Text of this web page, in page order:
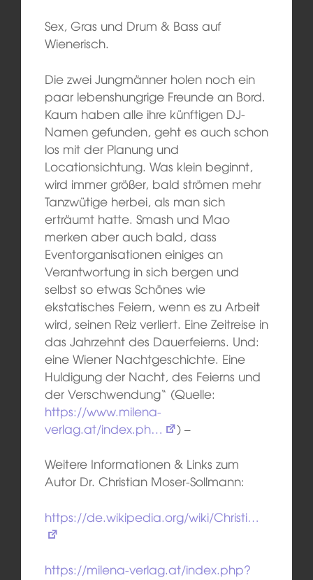
Sex, Gras und Drum & Bass auf
Wienerisch.
Die zwei Jungmänner holen noch ein
paar lebenshungrige Freunde an Bord.
Kaum haben alle ihre künftigen DJ-
Namen gefunden, geht es auch schon
los mit der Planung und
Locationsichtung. Was klein beginnt,
wird immer größer, bald strömen mehr
Tanzwütige herbei, als man sich
erträumt hatte. Smash und Mao
merken aber auch bald, dass
Eventorganisationen einiges an
Verantwortung in sich bergen und
selbst so etwas Schönes wie
ekstatisches Feiern, wenn es zu Arbeit
wird, seinen Reiz verliert. Eine Zeitreise in
das Jahrzehnt des Dauerfeierns. Und:
eine Wiener Nachtgeschichte. Eine
Huldigung der Nacht, des Feierns und
der Verschwendung“ (Quelle:
https://www.milena-
verlag.at/index.ph…
) –
Weitere Informationen & Links zum
Autor Dr. Christian Moser-Sollmann:
https://de.wikipedia.org/wiki/Christi…
https://milena-verlag.at/index.php?